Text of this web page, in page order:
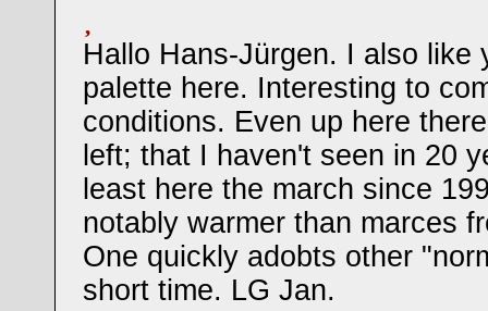
Hallo Hans-Jürgen. I also like
palette here. Interesting to
conditions. Even up here
left; that I haven't seen in 20
least here the march since
notably warmer than marces
One quickly adobts other
short time. LG Jan.